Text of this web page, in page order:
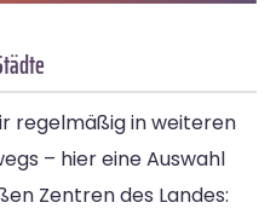
regelmäßig in weiteren
– hier eine Auswahl
Zentren des Landes: